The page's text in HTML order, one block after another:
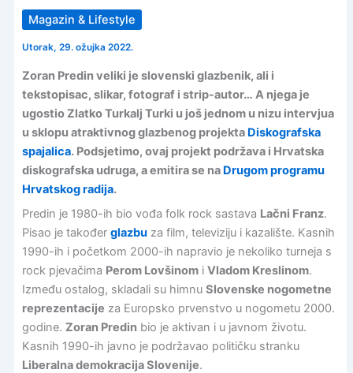
Magazin & Lifestyle
Utorak, 29. ožujka 2022.
Zoran Predin veliki je slovenski glazbenik, ali i
tekstopisac, slikar, fotograf i strip-autor… A njega je
ugostio Zlatko Turkalj Turki u još jednom u nizu intervjua
u sklopu atraktivnog glazbenog projekta Diskografska
spajalica. Podsjetimo, ovaj projekt podržava i Hrvatska
diskografska udruga, a emitira se na Drugom programu
Hrvatskog radija.
Predin je 1980-ih bio vođa folk rock sastava Lačni Franz.
Pisao je također glazbuza film, televiziju i kazalište. Kasnih
1990-ih i početkom 2000-ih napravio je nekoliko turneja s
rock pjevačima Perom Lovšinomi Vladom Kreslinom.
Između ostalog, skladali su himnu Slovenske nogometne
reprezentacije za Europsko prvenstvo u nogometu 2000.
godine. Zoran Predinbio je aktivan i u javnom životu.
Kasnih 1990-ih javno je podržavao političku stranku
Liberalna demokracija Slovenije.